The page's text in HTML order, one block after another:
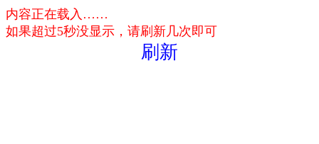
内容正在载入……
如果超过5秒没显示，请刷新几次即可
刷新